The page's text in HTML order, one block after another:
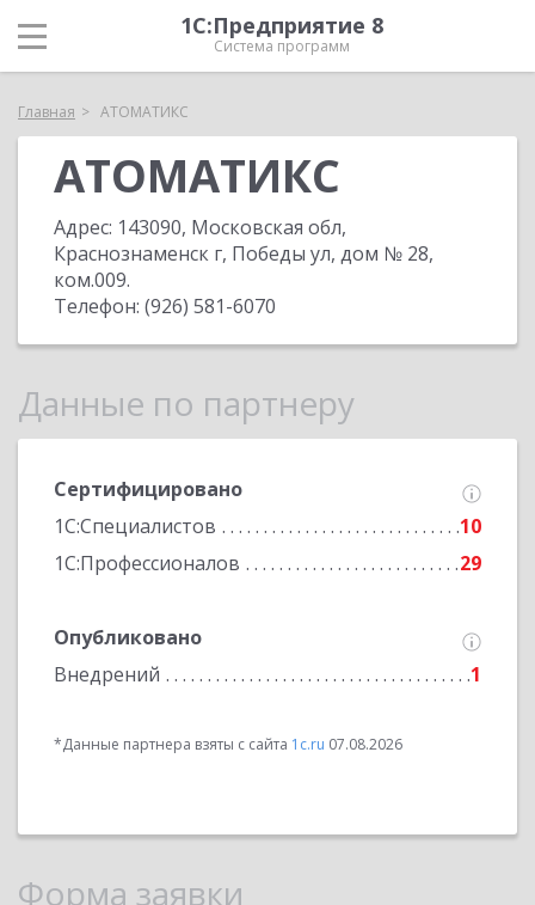
1С:Предприятие 8
Система программ
Главная АТОМАТИКС
АТОМАТИКС
Адрес: 143090, Московская обл,
Краснознаменск г, Победы ул, дом № 28,
ком.009.
Телефон: (926) 581-6070
Данные по партнеру
Сертифицировано
1С:Специалистов
10
1С:Профессионалов
29
Опубликовано
Внедрений
1
*Данные партнера взяты с сайта 1c.ru 07.08.2026
Форма заявки